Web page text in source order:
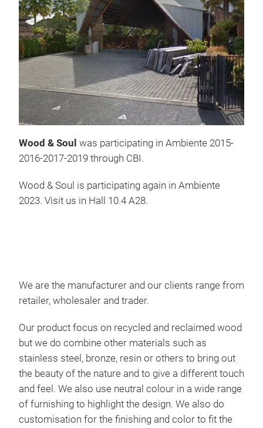
Wood & Soul was participating in Ambiente 2015-
2016-2017-2019 through CBI.
Wood & Soul is participating again in Ambiente
2023. Visit us in Hall 10.4 A28.
We are the manufacturer and our clients range from
retailer, wholesaler and trader.
Our product focus on recycled and reclaimed wood
but we do combine other materials such as
stainless steel, bronze, resin or others to bring out
the beauty of the nature and to give a different touch
and feel. We also use neutral colour in a wide range
of furnishing to highlight the design. We also do
customisation for the finishing and color to fit the